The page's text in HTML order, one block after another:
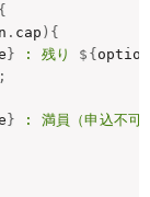
{
. cap ) {
} : 残り ${option
;
} : 満員（申込不